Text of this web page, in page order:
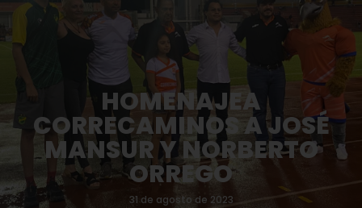
HOMENAJEA
CORRECAMINOS A JOSÉ
MANSUR Y NORBERTO
ORREGO
31 de agosto de 2023